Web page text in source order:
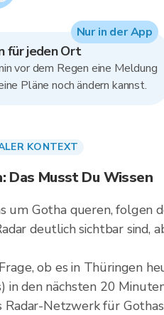
für jeden Ort
vor dem Regen eine Meldung
Pläne noch ändern kannst.
Nur in der App
KONTEXT
Das Musst Du Wissen
um Gotha queren,
deutlich sichtbar sind,
ob es in Thüringen
den nächsten 20
Netzwerk für